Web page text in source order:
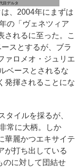
目デルタ
、2004年にまずは
の「ヴェネツィア
されるに至った。こ
スとするが、ブラ
ァロメオ・ジュリエ
ベースとされるな
発揮されることにな
イルを採るが、
常に大柄。しか
華麗かつエキサイテ
が打ち出している
のに対して団結せ